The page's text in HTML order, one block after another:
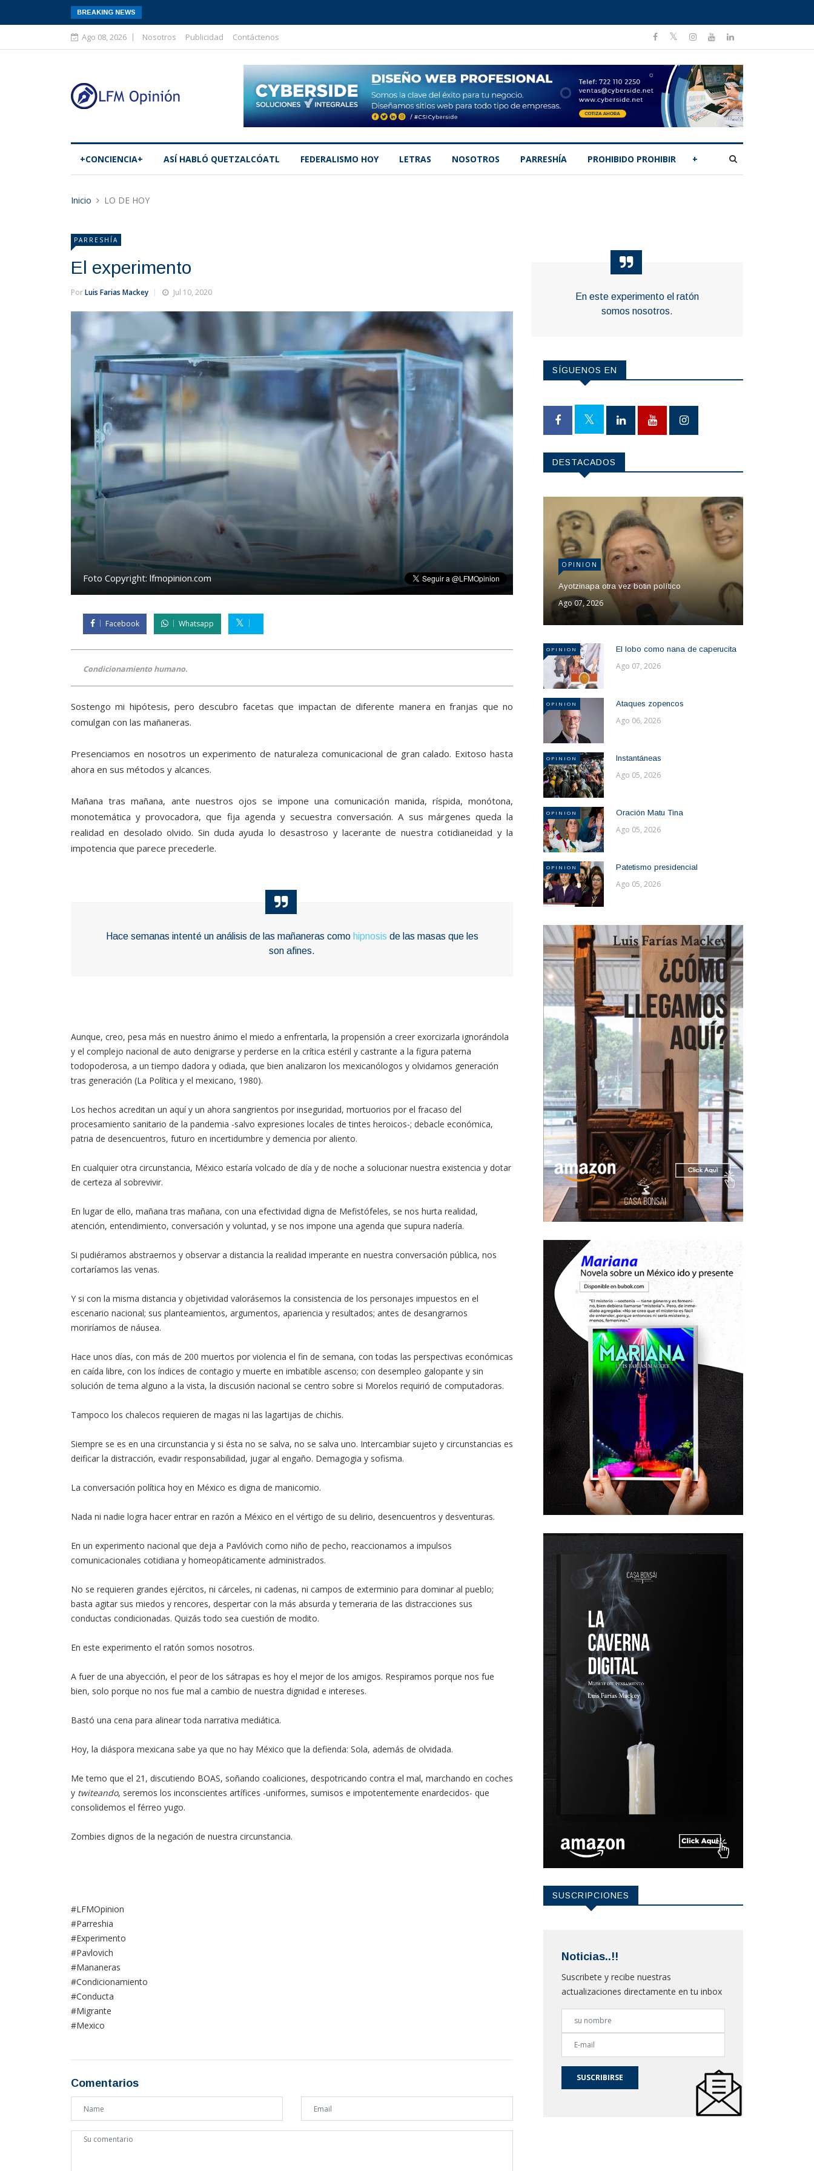
BREAKING NEWS
Ago 08, 2026 Nosotros Publicidad Contáctenos
+CONCIENCIA+ ASÍ­ HABLÓ QUETZALCÓATL FEDERALISMO HOY LETRAS NOSOTROS PARRESHÍA PROHIBIDO PROHIBIR +
Inicio LO DE HOY
PARRESHÍA
El experimento
PorLuis Farias Mackey Jul 10, 2020
Foto Copyright: lfmopinion.com
Facebook Whatsapp
Condicionamiento humano.
Sostengo mi hipótesis, pero descubro facetas que impactan de diferente manera en franjas que no
comulgan con las mañaneras.
Presenciamos en nosotros un experimento de naturaleza comunicacional de gran calado. Exitoso hasta
ahora en sus métodos y alcances.
Mañana tras mañana, ante nuestros ojos se impone una comunicación manida, ríspida, monótona,
monotemática y provocadora, que fija agenda y secuestra conversación. A sus márgenes queda la
realidad en desolado olvido. Sin duda ayuda lo desastroso y lacerante de nuestra cotidianeidad y la
impotencia que parece precederle.
Hace semanas intenté un análisis de las mañaneras como hipnosis de las masas que les
son afines.
Aunque, creo, pesa más en nuestro ánimo el miedo a enfrentarla, la propensión a creer exorcizarla ignorándola
y el complejo nacional de auto denigrarse y perderse en la crítica estéril y castrante a la figura paterna
todopoderosa, a un tiempo dadora y odiada, que bien analizaron los mexicanólogos y olvidamos generación
tras generación (La Política y el mexicano, 1980).
Los hechos acreditan un aquí y un ahora sangrientos por inseguridad, mortuorios por el fracaso del
procesamiento sanitario de la pandemia -salvo expresiones locales de tintes heroicos-; debacle económica,
patria de desencuentros, futuro en incertidumbre y demencia por aliento.
En cualquier otra circunstancia, México estaría volcado de día y de noche a solucionar nuestra existencia y dotar
de certeza al sobrevivir.
En lugar de ello, mañana tras mañana, con una efectividad digna de Mefistófeles, se nos hurta realidad,
atención, entendimiento, conversación y voluntad, y se nos impone una agenda que supura nadería.
Si pudiéramos abstraernos y observar a distancia la realidad imperante en nuestra conversación pública, nos
cortaríamos las venas.
Y si con la misma distancia y objetividad valorásemos la consistencia de los personajes impuestos en el
escenario nacional; sus planteamientos, argumentos, apariencia y resultados; antes de desangrarnos
moriríamos de náusea.
Hace unos días, con más de 200 muertos por violencia el fin de semana, con todas las perspectivas económicas
en caída libre, con los índices de contagio y muerte en imbatible ascenso; con desempleo galopante y sin
solución de tema alguno a la vista, la discusión nacional se centro sobre si Morelos requirió de computadoras.
Tampoco los chalecos requieren de magas ni las lagartijas de chichis.
Siempre se es en una circunstancia y si ésta no se salva, no se salva uno. Intercambiar sujeto y circunstancias es
deificar la distracción, evadir responsabilidad, jugar al engaño. Demagogia y sofisma.
La conversación política hoy en México es digna de manicomio.
Nada ni nadie logra hacer entrar en razón a México en el vértigo de su delirio, desencuentros y desventuras.
En un experimento nacional que deja a Pavlóvich como niño de pecho, reaccionamos a impulsos
comunicacionales cotidiana y homeopáticamente administrados.
No se requieren grandes ejércitos, ni cárceles, ni cadenas, ni campos de exterminio para dominar al pueblo;
basta agitar sus miedos y rencores, despertar con la más absurda y temeraria de las distracciones sus
conductas condicionadas. Quizás todo sea cuestión de modito.
En este experimento el ratón somos nosotros.
A fuer de una abyección, el peor de los sátrapas es hoy el mejor de los amigos. Respiramos porque nos fue
bien, solo porque no nos fue mal a cambio de nuestra dignidad e intereses.
Bastó una cena para alinear toda narrativa mediática.
Hoy, la diáspora mexicana sabe ya que no hay México que la defienda: Sola, además de olvidada.
Me temo que el 21, discutiendo BOAS, soñando coaliciones, despotricando contra el mal, marchando en coches
y twiteando, seremos los inconscientes artífices -uniformes, sumisos e impotentemente enardecidos- que
consolidemos el férreo yugo.
Zombies dignos de la negación de nuestra circunstancia.
#LFMOpinion
#Parreshia
#Experimento
#Pavlovich
#Mananeras
#Condicionamiento
#Conducta
#Migrante
#Mexico
Comentarios
En este experimento el ratón
somos nosotros.
SÍGUENOS EN
DESTACADOS
OPINION
Ayotzinapa otra vez botin político
Ago 07, 2026
OPINION El lobo como nana de caperucita
Ago 07, 2026
OPINION Ataques zopencos
Ago 06, 2026
OPINION Instantáneas
Ago 05, 2026
OPINION Oración Matu Tina
Ago 05, 2026
OPINION Patetismo presidencial
Ago 05, 2026
SUSCRIPCIONES
Noticias..!!
Suscribete y recibe nuestras
actualizaciones directamente en tu inbox
SUSCRIBIRSE